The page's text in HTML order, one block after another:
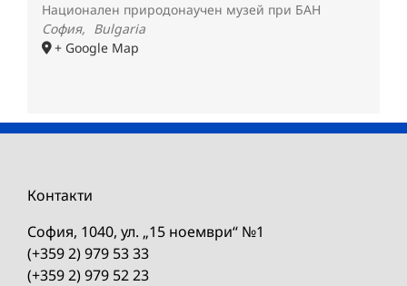
Национален природонаучен музей при БАН
София, Bulgaria
+ Google Map
Контакти
София, 1040, ул. „15 ноември“ №1
(+359 2) 979 53 33
(+359 2) 979 52 23